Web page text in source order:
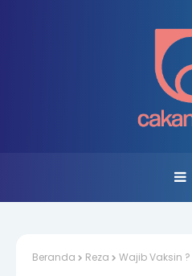
Beranda Reza Wajib Vaksin ?